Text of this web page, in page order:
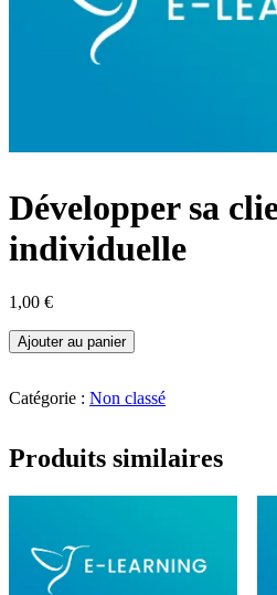
Développer sa
individuelle
1,00 €
quantité
de
sa
Ajouter au panier
Catégorie : Non classé
Produits similaires